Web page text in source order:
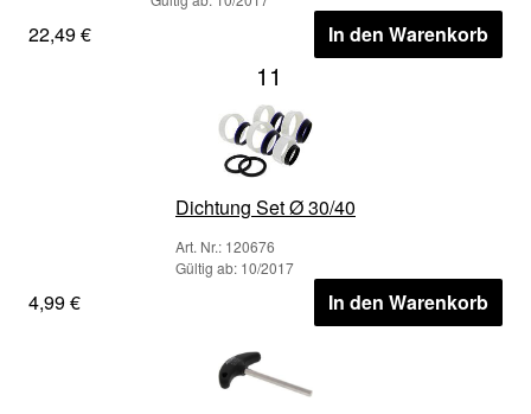
22,49 € In den Warenkorb
11
Dichtung Set Ø 30/40
Art. Nr.: 120676
Gültig ab: 10/2017
4,99 € In den Warenkorb